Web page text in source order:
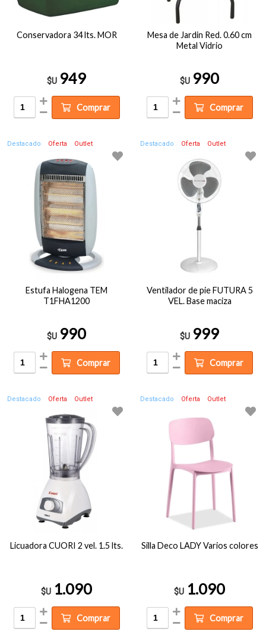
Conservadora 34 lts. MOR
$U 949
Comprar
Mesa de Jardin Red. 0.60 cm
Metal Vidrio
$U 990
Comprar
Destacado Oferta Outlet
Estufa Halogena TEM
T1FHA1200
$U 990
Comprar
Destacado Oferta Outlet
Ventilador de pie FUTURA 5
VEL. Base maciza
$U 999
Comprar
Destacado Oferta Outlet
Licuadora CUORI 2 vel. 1.5 lts.
$U 1.090
Comprar
Destacado Oferta Outlet
Silla Deco LADY Varios colores
$U 1.090
Comprar